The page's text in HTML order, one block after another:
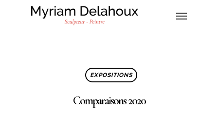
EXPOSITIONS
Comparaisons 2020